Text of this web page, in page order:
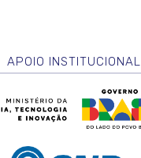
APOIO INSTITUCIONAL